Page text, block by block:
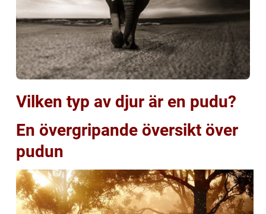
Vilken typ av djur är en pudu?
En övergripande översikt över
pudun